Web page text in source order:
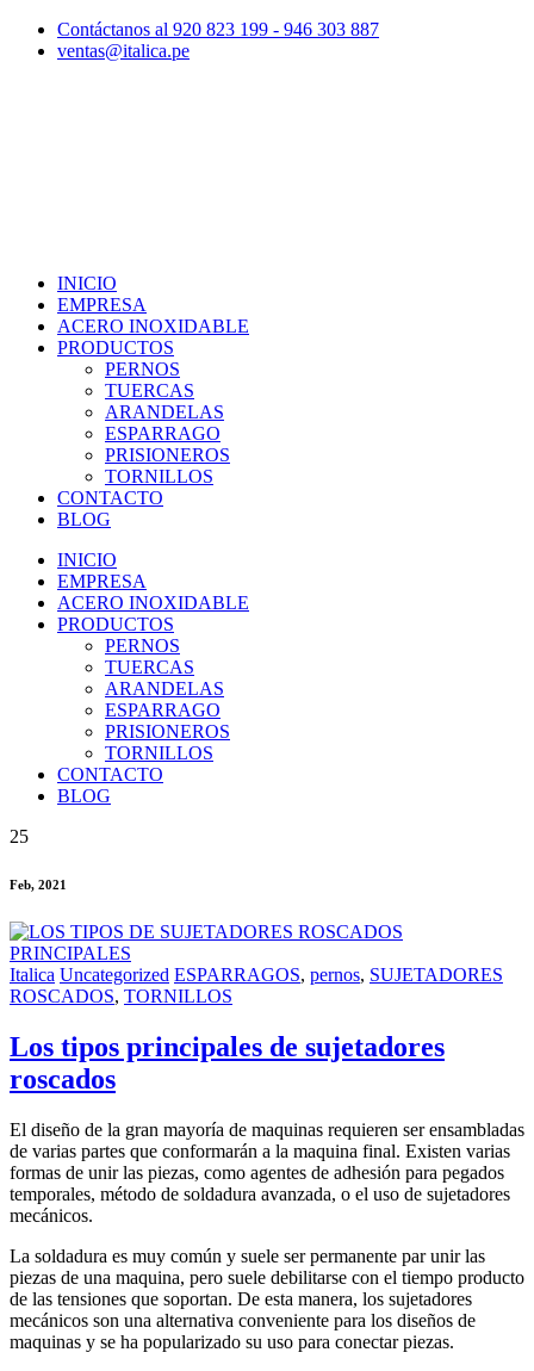
Contáctanos al 920 823 199 - 946 303 887
ventas@italica.pe
INICIO
EMPRESA
ACERO INOXIDABLE
PRODUCTOS
PERNOS
TUERCAS
ARANDELAS
ESPARRAGO
PRISIONEROS
TORNILLOS
CONTACTO
BLOG
INICIO
EMPRESA
ACERO INOXIDABLE
PRODUCTOS
PERNOS
TUERCAS
ARANDELAS
ESPARRAGO
PRISIONEROS
TORNILLOS
CONTACTO
BLOG
25
Feb, 2021
Italica Uncategorized ESPARRAGOS, pernos, SUJETADORES
ROSCADOS, TORNILLOS
Los tipos principales de sujetadores
roscados
El diseño de la gran mayoría de maquinas requieren ser ensambladas
de varias partes que conformarán a la maquina final. Existen varias
formas de unir las piezas, como agentes de adhesión para pegados
temporales, método de soldadura avanzada, o el uso de sujetadores
mecánicos.
La soldadura es muy común y suele ser permanente par unir las
piezas de una maquina, pero suele debilitarse con el tiempo producto
de las tensiones que soportan. De esta manera, los sujetadores
mecánicos son una alternativa conveniente para los diseños de
maquinas y se ha popularizado su uso para conectar piezas.